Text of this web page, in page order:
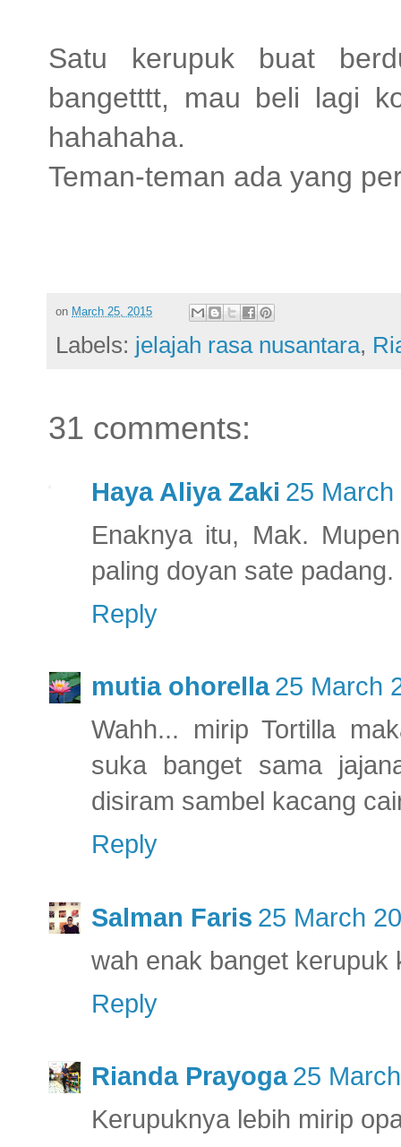
Satu kerupuk buat
bangetttt, mau beli lagi
hahahaha.
Teman-teman ada yang
on March 25, 2015
Labels: jelajah rasa nusantara,
31 comments:
Haya Aliya Zaki 25
Enaknya itu, Mak.
paling doyan sate
Reply
mutia ohorella 25 March
Wahh... mirip Tortilla
suka banget sama
disiram sambel kacang
Reply
Salman Faris 25 March
wah enak banget kerupuk
Reply
Rianda Prayoga 25
Kerupuknya lebih mirip